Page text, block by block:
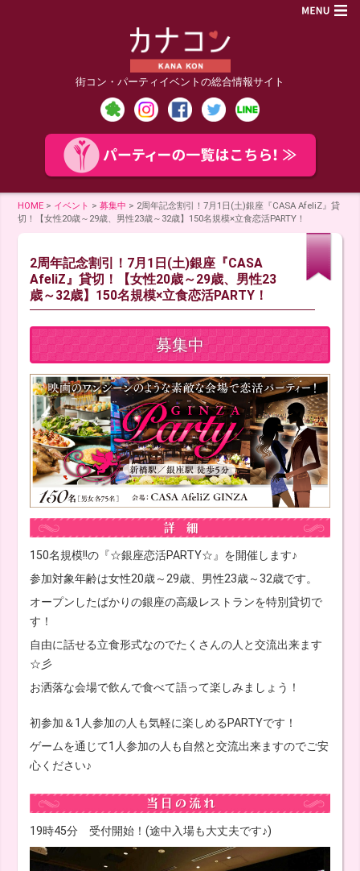
街コン・パーティイベントの総合情報サイト
HOME > イベント >募集中 > 2周年記念割引！7月1日(土)銀座『CASA AfeliZ』貸
切！【女性20歳～29歳、男性23歳～32歳】150名規模×立食恋活PARTY！
2周年記念割引！7月1日(土)銀座『CASA
AfeliZ』貸切！【女性20歳～29歳、男性23
歳～32歳】150名規模×立食恋活PARTY！
募集中
150名規模!!の『☆銀座恋活PARTY☆』を開催します♪
参加対象年齢は女性20歳～29歳、男性23歳～32歳です。
オープンしたばかりの銀座の高級レストランを特別貸切で
す！
自由に話せる立食形式なのでたくさんの人と交流出来ます
☆彡
お洒落な会場で飲んで食べて語って楽しみましょう！
初参加＆1人参加の人も気軽に楽しめるPARTYです！
ゲームを通じて1人参加の人も自然と交流出来ますのでご安
心ください♪
19時45分 受付開始！(途中入場も大丈夫です♪)